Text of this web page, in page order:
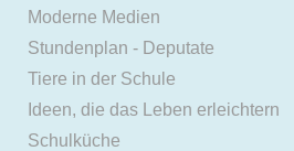
Moderne Medien
Stundenplan - Deputate
Tiere in der Schule
Ideen, die das Leben erleichtern
Schulküche